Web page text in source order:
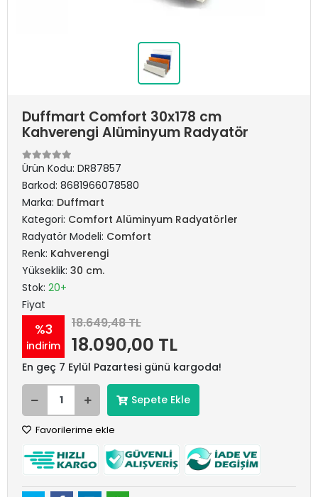
Duffmart Comfort 30x178 cm
Kahverengi Alüminyum Radyatör
Ürün Kodu: DR87857
Barkod: 8681966078580
Marka: Duffmart
Kategori: Comfort Alüminyum Radyatörler
Radyatör Modeli: Comfort
Renk: Kahverengi
Yükseklik: 30 cm.
Stok: 20+
Fiyat
%3
indirim
18.649,48 TL
18.090,00 TL
En geç 7 Eylül Pazartesi günü kargoda!
Sepete Ekle
Favorilerime ekle